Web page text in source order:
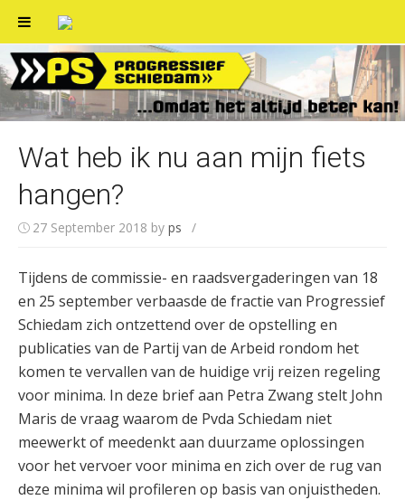
Skip
to
content
Wat heb ik nu aan mijn fiets
hangen?
27 September 2018 by ps /
Tijdens de commissie- en raadsvergaderingen van 18
en 25 september verbaasde de fractie van Progressief
Schiedam zich ontzettend over de opstelling en
publicaties van de Partij van de Arbeid rondom het
komen te vervallen van de huidige vrij reizen regeling
voor minima. In deze brief aan Petra Zwang stelt John
Maris de vraag waarom de Pvda Schiedam niet
meewerkt of meedenkt aan duurzame oplossingen
voor het vervoer voor minima en zich over de rug van
deze minima wil profileren op basis van onjuistheden.